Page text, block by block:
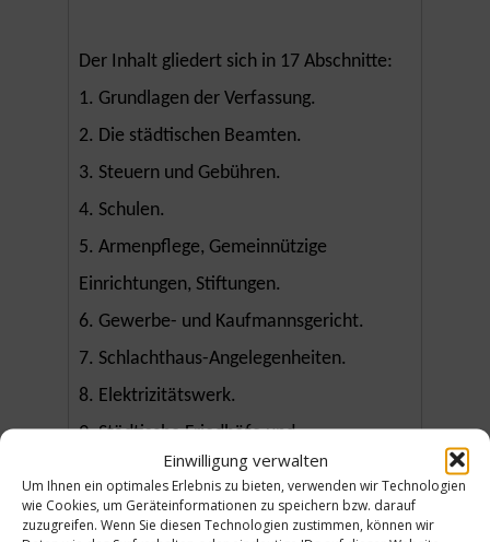
Einwilligung verwalten
Um Ihnen ein optimales Erlebnis zu bieten, verwenden wir Technologien
wie Cookies, um Geräteinformationen zu speichern bzw. darauf
zuzugreifen. Wenn Sie diesen Technologien zustimmen, können wir
Der Inhalt gliedert sich in 17 Abschnitte:
1. Grundlagen der Verfassung.
2. Die städtischen Beamten.
3. Steuern und Gebühren.
4. Schulen.
5. Armenpflege, Gemeinnützige
Einrichtungen, Stiftungen.
6. Gewerbe- und Kaufmannsgericht.
7. Schlachthaus-Angelegenheiten.
8. Elektrizitätswerk.
9. Städtische Friedhöfe und
Begräbniswesen.
10. Handel und Gewerbe.